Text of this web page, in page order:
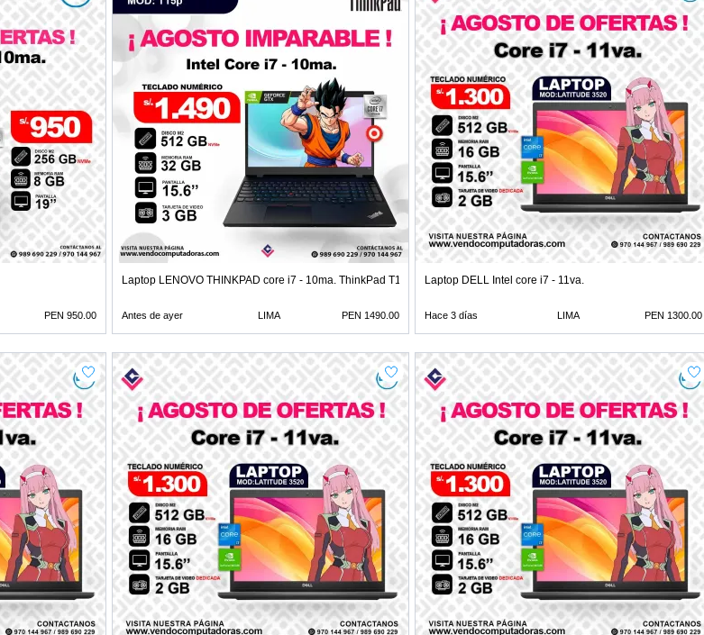
PEN 950.00
Laptop LENOVO THINKPAD core i7 - 10ma. ThinkPad T15p
Antes de ayer LIMA PEN 1490.00
Laptop DELL Intel core i7 - 11va.
Hace 3 días LIMA PEN 1300.00